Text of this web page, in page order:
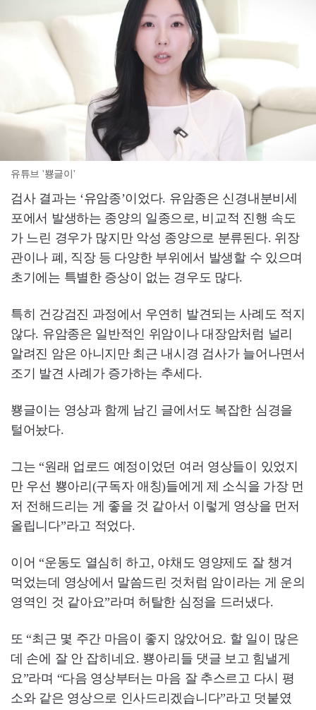
유튜브 '뿅글이'
검사 결과는 ‘유암종’이었다. 유암종은 신경내분비세
포에서 발생하는 종양의 일종으로, 비교적 진행 속도
가 느린 경우가 많지만 악성 종양으로 분류된다. 위장
관이나 폐, 직장 등 다양한 부위에서 발생할 수 있으며
초기에는 특별한 증상이 없는 경우도 많다.
특히 건강검진 과정에서 우연히 발견되는 사례도 적지
않다. 유암종은 일반적인 위암이나 대장암처럼 널리
알려진 암은 아니지만 최근 내시경 검사가 늘어나면서
조기 발견 사례가 증가하는 추세다.
뿅글이는 영상과 함께 남긴 글에서도 복잡한 심경을
털어놨다.
그는 “원래 업로드 예정이었던 여러 영상들이 있었지
만 우선 뿅아리(구독자 애칭)들에게 제 소식을 가장 먼
저 전해드리는 게 좋을 것 같아서 이렇게 영상을 먼저
올립니다”라고 적었다.
이어 “운동도 열심히 하고, 야채도 영양제도 잘 챙겨
먹었는데 영상에서 말씀드린 것처럼 암이라는 게 운의
영역인 것 같아요”라며 허탈한 심정을 드러냈다.
또 “최근 몇 주간 마음이 좋지 않았어요. 할 일이 많은
데 손에 잘 안 잡히네요. 뿅아리들 댓글 보고 힘낼게
요”라며 “다음 영상부터는 마음 잘 추스르고 다시 평
소와 같은 영상으로 인사드리겠습니다”라고 덧붙였